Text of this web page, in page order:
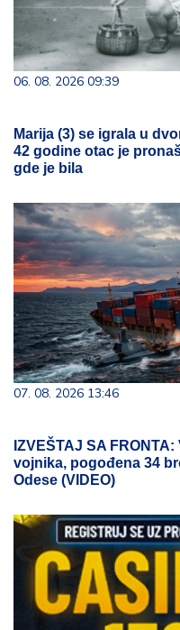
06. 08. 2026 09:39
Marija (3) se igrala u
42 godine otac je
gde je bila
07. 08. 2026 13:46
IZVEŠTAJ SA
vojnika, pogođena 34
Odese (VIDEO)